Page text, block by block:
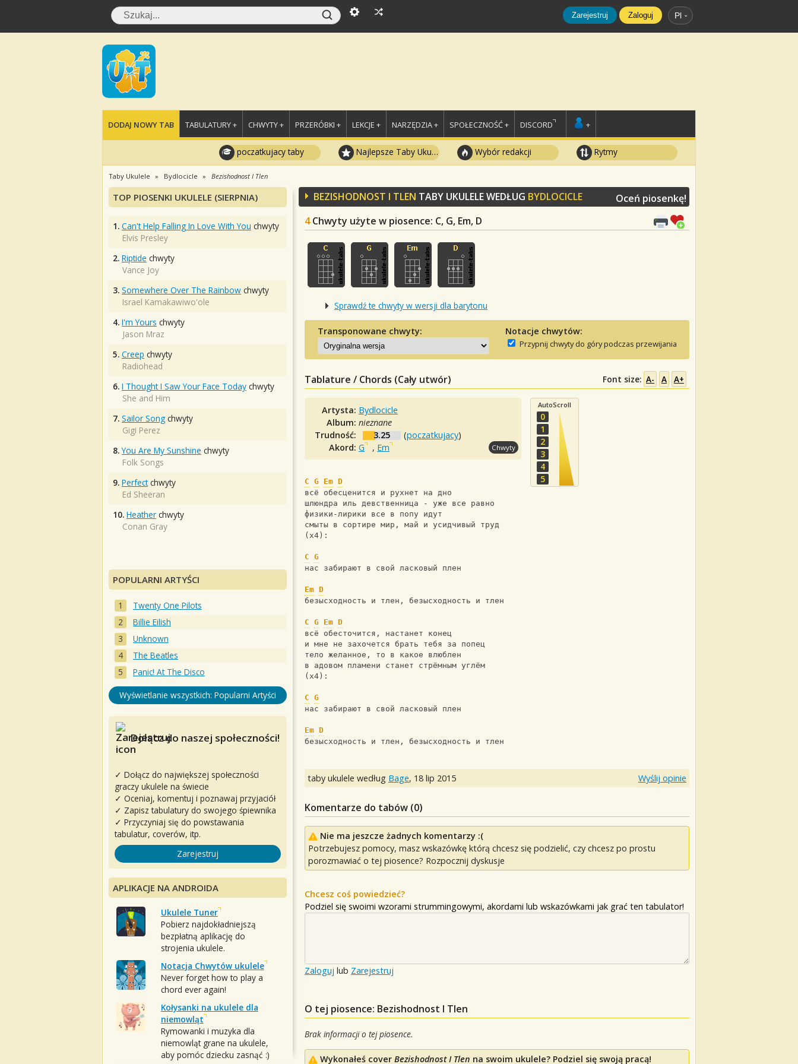
Zarejestruj Zaloguj Pl
DODAJ NOWY TAB TABULATURY + CHWYTY + PRZERÓBKI + LEKCJE + NARZĘDZIA + SPOŁECZNOŚĆ + DISCORD +
poczatkujacy taby Najlepsze Taby Ukulele Wybór redakcji Rytmy
Taby Ukulele Bydlocicle Bezishodnost I Tlen
BEZISHODNOST I TLEN TABY UKULELE WEDŁUG BYDLOCICLE
4 Chwyty użyte w piosence: C, G, Em, D
Oceń piosenkę!
Sprawdź te chwyty w wersji dla barytonu
Transponowane chwyty: Notacje chwytów:
Przypnij chwyty do góry podczas przewijania
Tablature / Chords (Cały utwór) Font size: A- A A+
Artysta: Bydlocicle
Album:nieznane
Trudność:
3.25 (poczatkujacy)
Akord:G , Em Chwyty
AutoScroll
0
1
2
3
4
5
C G Em D
всё обесценится и рухнет на дно
шлюндра иль девственница - уже все равно
физики-лирики все в попу идут
смыты в сортире мир, май и усидчивый труд
(х4):
C G
нас забирают в свой ласковый плен
Em D
безысходность и тлен, безысходность и тлен
C G Em D
всё обесточится, настанет конец
и мне не захочется брать тебя за попец
тело желанное, то в какое влюблен
в адовом пламени станет стрёмным углём
(х4):
C G
нас забирают в свой ласковый плен
Em D
безысходность и тлен, безысходность и тлен
taby ukulele według Bage, 18 lip 2015 Wyślij opinie
Komentarze do tabów (0)
Nie ma jeszcze żadnych komentarzy :(
Potrzebujesz pomocy, masz wskazówkę którą chcesz się podzielić, czy chcesz po prostu
porozmawiać o tej piosence? Rozpocznij dyskusje
Chcesz coś powiedzieć?
Podziel się swoimi wzorami strummingowymi, akordami lub wskazówkami jak grać ten tabulator!
Zaloguj lub Zarejestruj
O tej piosence: Bezishodnost I Tlen
Brak informacji o tej piosence.
Wykonałeś cover Bezishodnost I Tlen na swoim ukulele? Podziel się swoją pracą!
TOP PIOSENKI UKULELE (SIERPNIA)
1. Can't Help Falling In Love With You chwyty
Elvis Presley
2. Riptide chwyty
Vance Joy
3. Somewhere Over The Rainbow chwyty
Israel Kamakawiwo'ole
4. I'm Yours chwyty
Jason Mraz
5. Creep chwyty
Radiohead
6. I Thought I Saw Your Face Today chwyty
She and Him
7. Sailor Song chwyty
Gigi Perez
8. You Are My Sunshine chwyty
Folk Songs
9. Perfectchwyty
Ed Sheeran
10. Heather chwyty
Conan Gray
POPULARNI ARTYŚCI
Twenty One Pilots
Billie Eilish
Unknown
The Beatles
Panic! At The Disco
Wyświetlanie wszystkich: Popularni Artyści
Dołącz do naszej społeczności!
✓ Dołącz do największej społeczności
graczy ukulele na świecie
✓ Oceniaj, komentuj i poznawaj przyjaciół
✓ Zapisz tabulatury do swojego śpiewnika
✓ Przyczyniaj się do powstawania
tabulatur, coverów, itp.
Zarejestruj
APLIKACJE NA ANDROIDA
Ukulele Tuner
Pobierz najdokładniejszą
bezpłatną aplikację do
strojenia ukulele.
Notacja Chwytów ukulele
Never forget how to play a
chord ever again!
Kołysanki na ukulele dla
niemowląt
Rymowanki i muzyka dla
niemowląt grane na ukulele,
aby pomóc dziecku zasnąć :)